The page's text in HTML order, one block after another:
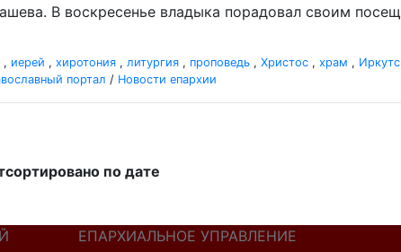
В воскресенье владыка порадовал своим
, иерей , хиротония , литургия , проповедь , Христос , храм ,
портал / Новости епархии
по дате
ЕПАРХИАЛЬНОЕ УПРАВЛЕНИЕ